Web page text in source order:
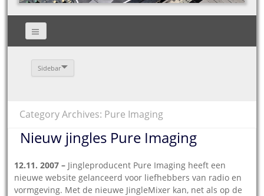
Sidebar
Category Archives: Pure Imaging
Nieuw jingles Pure Imaging
12.11. 2007 – Jingleproducent Pure Imaging heeft een
nieuwe website gelanceerd voor liefhebbers van radio en
vormgeving. Met de nieuwe JingleMixer kan, net als op de